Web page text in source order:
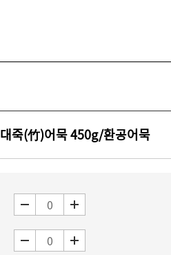
대죽(竹)어묵 450g/환공어묵